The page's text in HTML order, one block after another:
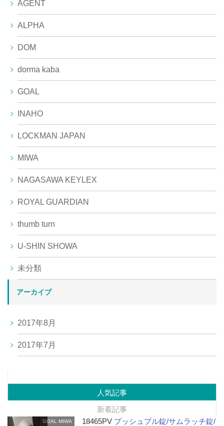
AGENT
ALPHA
DOM
dorma kaba
GOAL
INAHO
LOCKMAN JAPAN
MIWA
NAGASAWA KEYLEX
ROYAL GUARDIAN
thumb turn
U-SHIN SHOWA
未分類
アーカイブ
2017年8月
2017年7月
人気記事
新着記事
GOAL MIWA 18465PV プッシュプル錠/サムラッチ錠/